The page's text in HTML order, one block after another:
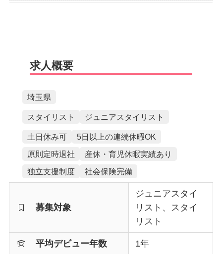
求人概要
埼玉県
スタイリスト ジュニアスタイリスト
土日休み可
5日以上の連続休暇OK
原則定時退社
産休・育児休暇実績あり
独立支援制度
社会保険完備
募集対象
ジュニアスタイ
リスト、スタイ
リスト
平均デビュー年数 1年